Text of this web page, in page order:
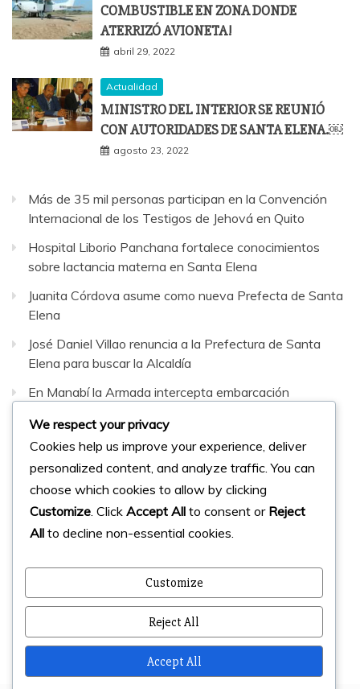
COMBUSTIBLE EN ZONA DONDE
ATERRIZÓ AVIONETA!
abril 29, 2022
Actualidad
MINISTRO DEL INTERIOR SE REUNIÓ
CON AUTORIDADES DE SANTA ELENA.￼
agosto 23, 2022
Más de 35 mil personas participan en la Convención
Internacional de los Testigos de Jehová en Quito
Hospital Liborio Panchana fortalece conocimientos
sobre lactancia materna en Santa Elena
Juanita Córdova asume como nueva Prefecta de Santa
Elena
José Daniel Villao renuncia a la Prefectura de Santa
Elena para buscar la Alcaldía
En Manabí la Armada intercepta embarcación
fiscalización
Facebook
Instagram
Twitter
© 2023 Micharts. Todos los derechos reservados.
We respect your privacy
Cookies help us improve your experience, deliver
personalized content, and analyze traffic. You can
choose which cookies to allow by clicking
Customize . Click Accept All to consent or Reject
All to decline non-essential cookies.
Customize
Reject All
Accept All